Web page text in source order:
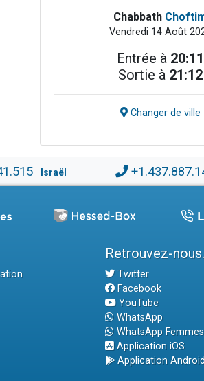
Chabbath
Vendredi 14 Août
Entrée à 20:11
Sortie à 21:12
Changer de ville
Israël
Retrouvez-
Twitter
Facebook
YouTube
WhatsApp
WhatsApp Femmes
Application iOS
Application